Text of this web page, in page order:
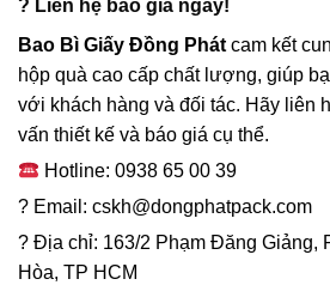
? Liên hệ báo giá ngay!
Bao Bì Giấy Đồng Phát cam kết
hộp quà cao cấp chất lượng, giúp
với khách hàng và đối tác. Hãy liên
vấn thiết kế và báo giá cụ thể.
Hotline: 0938 65 00 39
? Email: cskh@dongphatpack.com
? Địa chỉ: 163/2 Phạm Đăng Giảng,
Hòa, TP HCM